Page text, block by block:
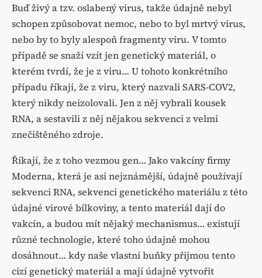
Buď živý a tzv. oslabený virus, takže údajně nebyl
schopen způsobovat nemoc, nebo to byl mrtvý virus,
nebo by to byly alespoň fragmenty viru. V tomto
případě se snaží vzít jen genetický materiál, o
kterém tvrdí, že je z viru… U tohoto konkrétního
případu říkají, že z viru, který nazvali SARS-COV2,
který nikdy neizolovali. Jen z něj vybrali kousek
RNA, a sestavili z něj nějakou sekvenci z velmi
znečištěného zdroje.
Říkají, že z toho vezmou gen… Jako vakcíny firmy
Moderna, která je asi nejznámější, údajně používají
sekvenci RNA, sekvenci genetického materiálu z této
údajné virové bílkoviny, a tento materiál dají do
vakcín, a budou mít nějaký mechanismus… existují
různé technologie, které toho údajně mohou
dosáhnout… kdy naše vlastní buňky přijmou tento
cizí genetický materiál a mají údajně vytvořit